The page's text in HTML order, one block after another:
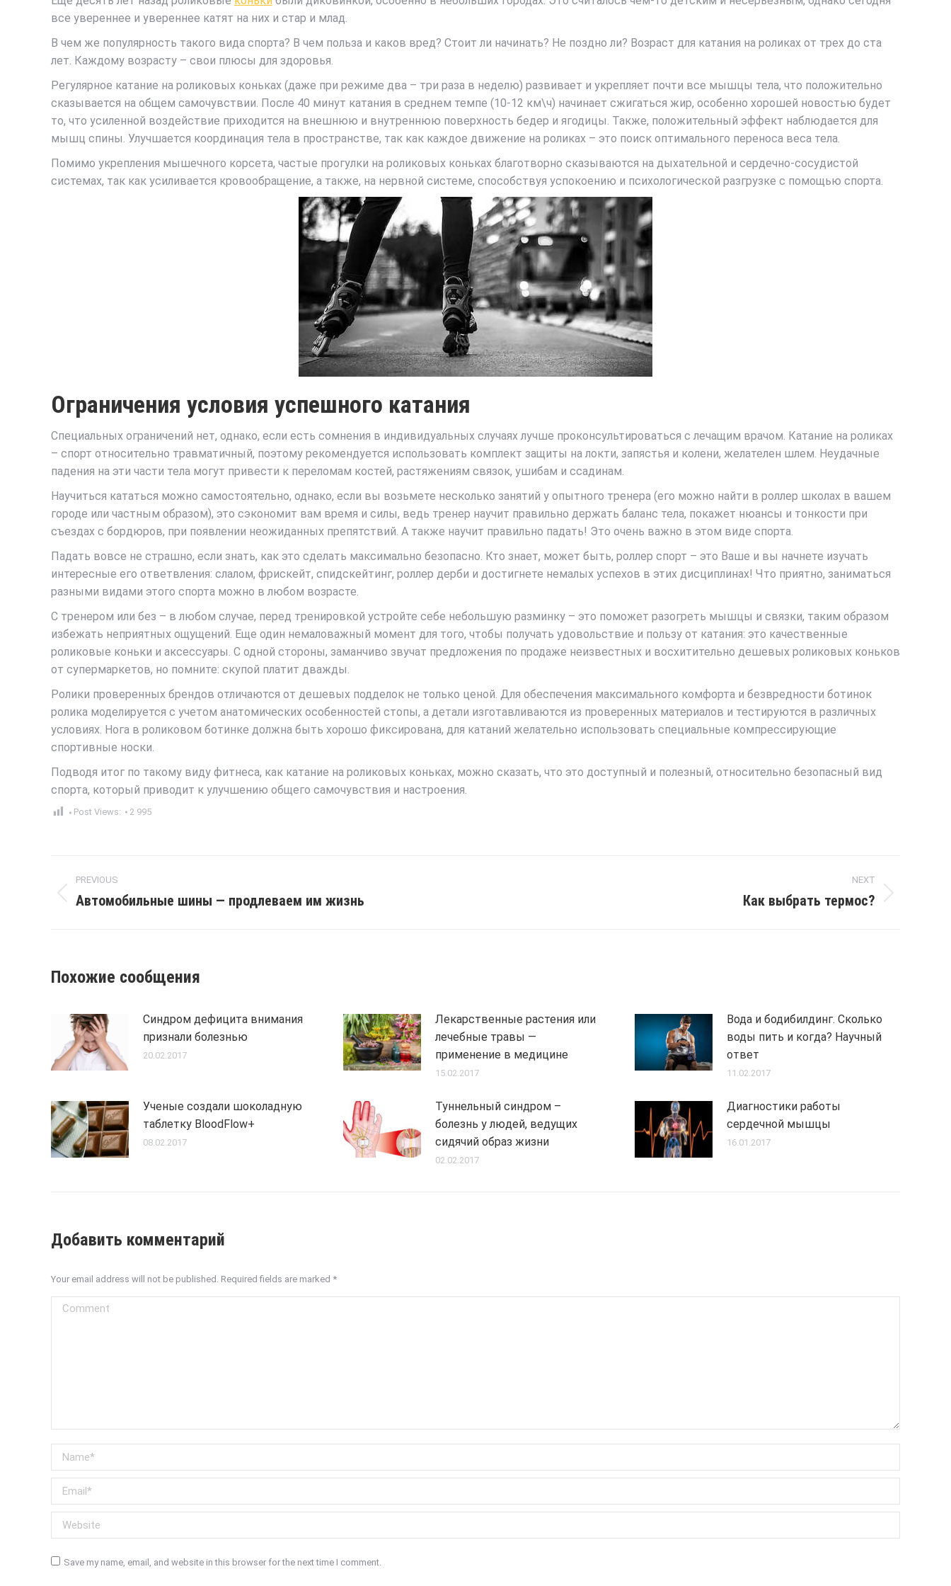
все увереннее и увереннее катят на них и стар и млад.
В чем же популярность такого вида спорта? В чем польза и каков вред? Стоит ли начинать? Не поздно ли? Возраст для катания на роликах от трех до ста
лет. Каждому возрасту – свои плюсы для здоровья.
Регулярное катание на роликовых коньках (даже при режиме два – три раза в неделю) развивает и укрепляет почти все мышцы тела, что положительно
сказывается на общем самочувствии. После 40 минут катания в среднем темпе (10-12 км\ч) начинает сжигаться жир, особенно хорошей новостью будет
то, что усиленной воздействие приходится на внешнюю и внутреннюю поверхность бедер и ягодицы. Также, положительный эффект наблюдается для
мышц спины. Улучшается координация тела в пространстве, так как каждое движение на роликах – это поиск оптимального переноса веса тела.
Помимо укрепления мышечного корсета, частые прогулки на роликовых коньках благотворно сказываются на дыхательной и сердечно-сосудистой
системах, так как усиливается кровообращение, а также, на нервной системе, способствуя успокоению и психологической разгрузке с помощью спорта.
Ограничения условия успешного катания
Специальных ограничений нет, однако, если есть сомнения в индивидуальных случаях лучше проконсультироваться с лечащим врачом. Катание на роликах
– спорт относительно травматичный, поэтому рекомендуется использовать комплект защиты на локти, запястья и колени, желателен шлем. Неудачные
падения на эти части тела могут привести к переломам костей, растяжениям связок, ушибам и ссадинам.
Научиться кататься можно самостоятельно, однако, если вы возьмете несколько занятий у опытного тренера (его можно найти в роллер школах в вашем
городе или частным образом), это сэкономит вам время и силы, ведь тренер научит правильно держать баланс тела, покажет нюансы и тонкости при
съездах с бордюров, при появлении неожиданных препятствий. А также научит правильно падать! Это очень важно в этом виде спорта.
Падать вовсе не страшно, если знать, как это сделать максимально безопасно. Кто знает, может быть, роллер спорт – это Ваше и вы начнете изучать
интересные его ответвления: слалом, фрискейт, спидскейтинг, роллер дерби и достигнете немалых успехов в этих дисциплинах! Что приятно, заниматься
разными видами этого спорта можно в любом возрасте.
С тренером или без – в любом случае, перед тренировкой устройте себе небольшую разминку – это поможет разогреть мышцы и связки, таким образом
избежать неприятных ощущений. Еще один немаловажный момент для того, чтобы получать удовольствие и пользу от катания: это качественные
роликовые коньки и аксессуары. С одной стороны, заманчиво звучат предложения по продаже неизвестных и восхитительно дешевых роликовых коньков
от супермаркетов, но помните: скупой платит дважды.
Ролики проверенных брендов отличаются от дешевых подделок не только ценой. Для обеспечения максимального комфорта и безвредности ботинок
ролика моделируется с учетом анатомических особенностей стопы, а детали изготавливаются из проверенных материалов и тестируются в различных
условиях. Нога в роликовом ботинке должна быть хорошо фиксирована, для катаний желательно использовать специальные компрессирующие
спортивные носки.
Подводя итог по такому виду фитнеса, как катание на роликовых коньках, можно сказать, что это доступный и полезный, относительно безопасный вид
спорта, который приводит к улучшению общего самочувствия и настроения.
Post Views: 2 995
Post
navigation
PREVIOUS
Previous
Автомобильные шины — продлеваем им жизнь
NEXT
Как выбрать термос?
Похожие сообщения
Синдром дефицита внимания
признали болезнью
20.02.2017
Лекарственные растения или
лечебные травы —
применение в медицине
15.02.2017
Вода и бодибилдинг. Сколько
воды пить и когда? Научный
ответ
11.02.2017
Ученые создали шоколадную
таблетку BloodFlow+
08.02.2017
Туннельный синдром –
болезнь у людей, ведущих
сидячий образ жизни
02.02.2017
Диагностики работы
сердечной мышцы
16.01.2017
Добавить комментарий
Your email address will not be published. Required fields are marked *
Comment
Name *
Email *
Website
Save my name, email, and website in this browser for the next time I comment.